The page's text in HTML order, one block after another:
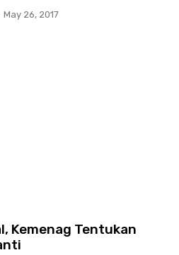
May 26, 2017
Kemenag Tentukan